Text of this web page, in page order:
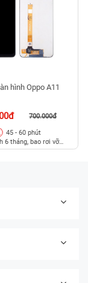
hình Oppo A11
700.000đ
45 - 60 phút
6 tháng, bao rơi vỡ